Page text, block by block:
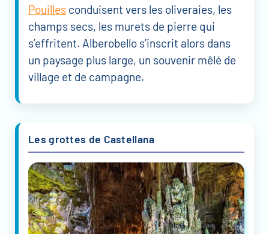
Pouilles conduisent vers les oliveraies, les
champs secs, les murets de pierre qui
s’effritent. Alberobello s’inscrit alors dans
un paysage plus large, un souvenir mêlé de
village et de campagne.
Les grottes de Castellana